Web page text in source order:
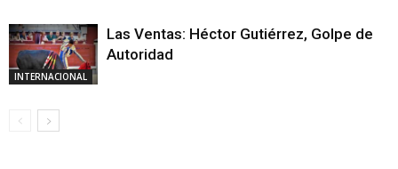
INTERNACIONAL
Las Ventas: Héctor Gutiérrez, Golpe de
Autoridad